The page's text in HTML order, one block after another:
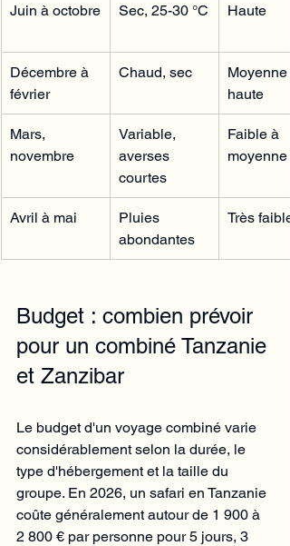
Juin à octobre Sec, 25-30 °C Haute
Décembre à
février
Chaud, sec
Moyenne
haute
Mars,
novembre
Variable,
averses
courtes
Faible à
moyenne
Avril à mai
Pluies
abondantes
Très faible
Budget : combien prévoir
pour un combiné Tanzanie
et Zanzibar
Le budget d'un voyage combiné varie
considérablement selon la durée, le
type d'hébergement et la taille du
groupe. En 2026, un safari en Tanzanie
coûte généralement autour de 1 900 à
2 800 € par personne pour 5 jours, 3